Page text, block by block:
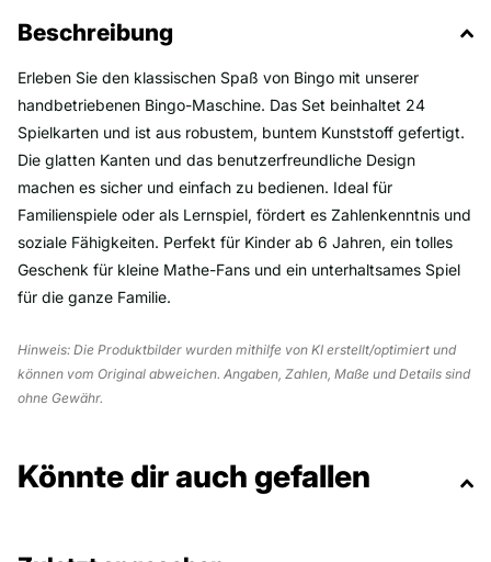
Beschreibung
Erleben Sie den klassischen Spaß von Bingo mit unserer
handbetriebenen Bingo-Maschine. Das Set beinhaltet 24
Spielkarten und ist aus robustem, buntem Kunststoff gefertigt.
Die glatten Kanten und das benutzerfreundliche Design
machen es sicher und einfach zu bedienen. Ideal für
Familienspiele oder als Lernspiel, fördert es Zahlenkenntnis und
soziale Fähigkeiten. Perfekt für Kinder ab 6 Jahren, ein tolles
Geschenk für kleine Mathe-Fans und ein unterhaltsames Spiel
für die ganze Familie.
Hinweis: Die Produktbilder wurden mithilfe von KI erstellt/optimiert und
können vom Original abweichen. Angaben, Zahlen, Maße und Details sind
ohne Gewähr.
Könnte dir auch gefallen